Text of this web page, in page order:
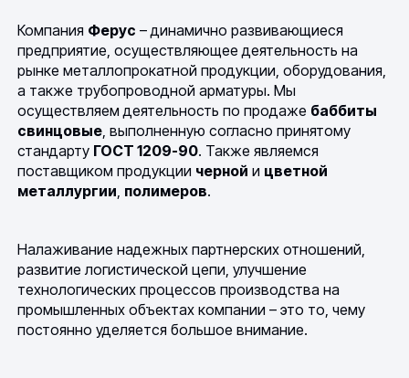
Компания Ферус – динамично развивающиеся
предприятие, осуществляющее деятельность на
рынке металлопрокатной продукции, оборудования,
а также трубопроводной арматуры. Мы
осуществляем деятельность по продаже баббиты
свинцовые, выполненную согласно принятому
стандарту ГОСТ 1209-90. Также являемся
поставщиком продукции черной и цветной
металлургии, полимеров.
Налаживание надежных партнерских отношений,
развитие логистической цепи, улучшение
технологических процессов производства на
промышленных объектах компании – это то, чему
постоянно уделяется большое внимание.